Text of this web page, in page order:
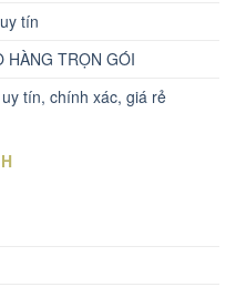
tín
HÀNG TRỌN GÓI
tín, chính xác, giá rẻ